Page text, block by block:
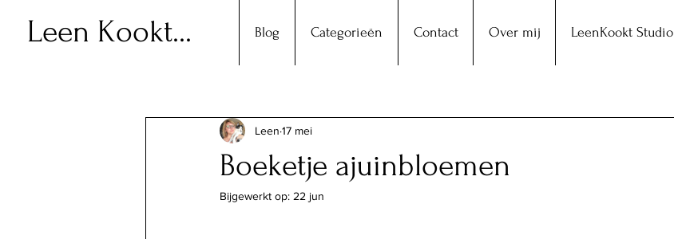
Leen Kookt... Blog Categorieën Contact Over mij LeenKookt Studio
Boeketje ajuinbloemen
Leen 17 mei
Bijgewerkt op: 22 jun